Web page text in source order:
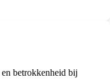
betrokkenheid bij